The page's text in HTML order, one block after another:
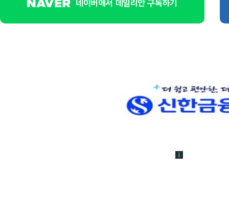
네이버에서 데일리안 구독하기